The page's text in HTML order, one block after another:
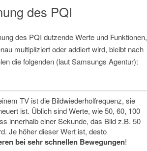
des PQI
des PQI dutzende Werte und Funktionen,
multipliziert oder addiert wird, bleibt nach
die folgenden (laut Samsungs Agentur):
TV ist die Bildwiederholfrequenz, sie
ist. Üblich sind Werte, wie 50, 60, 100
innerhalb einer Sekunde, das Bild z.B. 50
Je höher dieser Wert ist, desto
bei sehr schnellen Bewegungen!